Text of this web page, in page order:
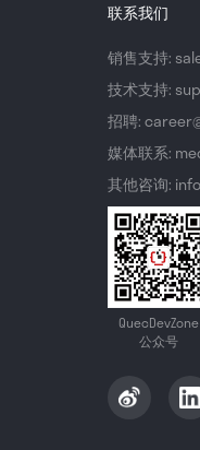
联系我们
销售支持:
技术支持:
招聘:
媒体联系:
其他咨询:
QuecDevZone
公众号